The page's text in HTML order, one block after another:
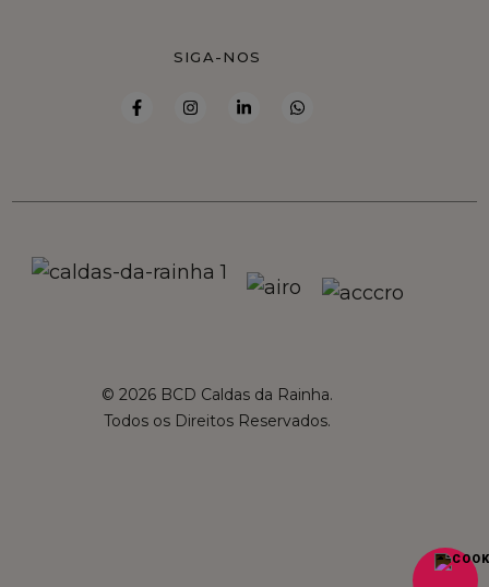
SIGA-NOS
© 2026 BCD Caldas da Rainha.
Todos os Direitos Reservados.